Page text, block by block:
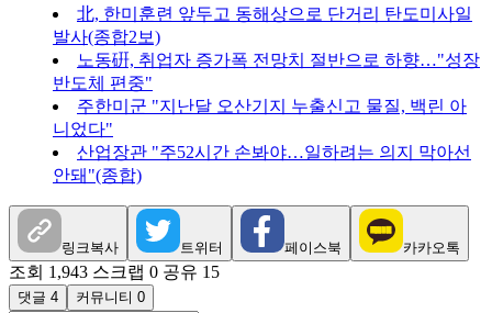
北, 한미훈련 앞두고 동해상으로 단거리 탄도미사일
발사(종합2보)
노동硏, 취업자 증가폭 전망치 절반으로 하향…"성장
반도체 편중"
주한미군 "지난달 오산기지 누출신고 물질, 백린 아
니었다"
산업장관 "주52시간 손봐야…일하려는 의지 막아선
안돼"(종합)
링크복사 트위터 페이스북 카카오톡
조회 1,943 스크랩 0 공유 15
댓글 4 커뮤니티 0